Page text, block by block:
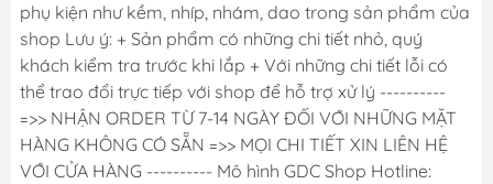
phụ kiện như kềm, nhíp, nhám, dao trong sản phẩm của
shop Lưu ý: + Sản phẩm có những chi tiết nhỏ, quý
khách kiểm tra trước khi lắp + Với những chi tiết lỗi có
thể trao đổi trực tiếp với shop để hỗ trợ xử lý ----------
=>> NHẬN ORDER TỪ 7-14 NGÀY ĐỐI VỚI NHỮNG MẶT
HÀNG KHÔNG CÓ SẴN =>> MỌI CHI TIẾT XIN LIÊN HỆ
VỚI CỬA HÀNG ---------- Mô hình GDC Shop Hotline: